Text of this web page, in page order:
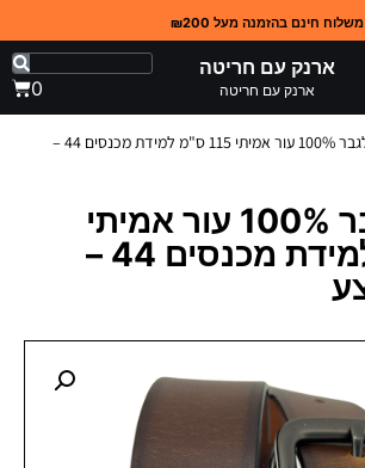
משלוח חינם בהזמנה מעל ₪200
ארנק עם חריטה
ארנק עם חריטה 0
חגורה לגבר 100% עור אמיתי 115 ס"מ למידת מכנסים 44 –
חגורה לגבר 100% עור אמיתי
115 ס"מ למידת מכנסים 44 –